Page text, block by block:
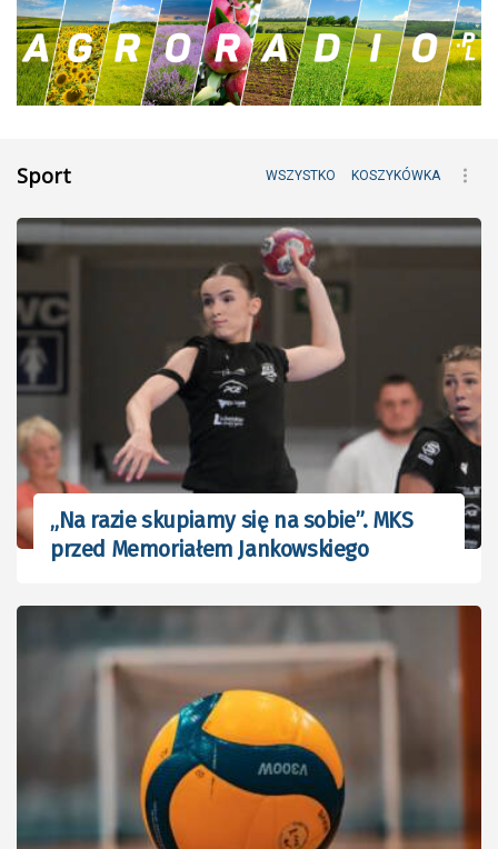
Sport WSZYSTKO KOSZYKÓWKA
„Na razie skupiamy się na sobie”. MKS
przed Memoriałem Jankowskiego